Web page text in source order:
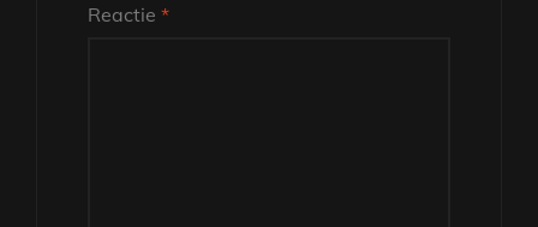
Reactie *